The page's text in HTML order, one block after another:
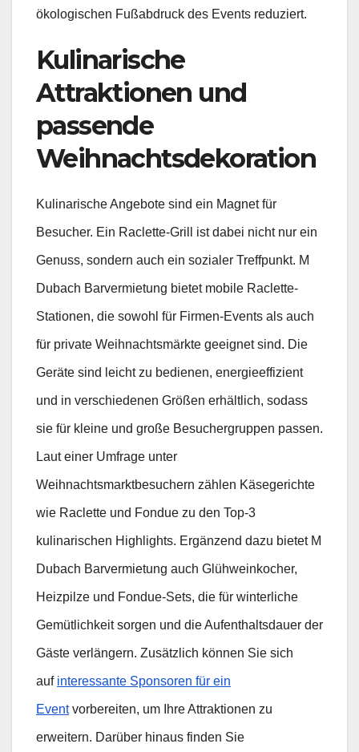
ökologischen Fußabdruck des Events reduziert.
Kulinarische
Attraktionen und
passende
Weihnachtsdekoration
Kulinarische Angebote sind ein Magnet für
Besucher. Ein Raclette-Grill ist dabei nicht nur ein
Genuss, sondern auch ein sozialer Treffpunkt. M
Dubach Barvermietung bietet mobile Raclette-
Stationen, die sowohl für Firmen-Events als auch
für private Weihnachtsmärkte geeignet sind. Die
Geräte sind leicht zu bedienen, energieeffizient
und in verschiedenen Größen erhältlich, sodass
sie für kleine und große Besuchergruppen passen.
Laut einer Umfrage unter
Weihnachtsmarktbesuchern zählen Käsegerichte
wie Raclette und Fondue zu den Top-3
kulinarischen Highlights. Ergänzend dazu bietet M
Dubach Barvermietung auch Glühweinkocher,
Heizpilze und Fondue-Sets, die für winterliche
Gemütlichkeit sorgen und die Aufenthaltsdauer der
Gäste verlängern. Zusätzlich können Sie sich
auf interessante Sponsoren für ein
Eventvorbereiten, um Ihre Attraktionen zu
erweitern. Darüber hinaus finden Sie